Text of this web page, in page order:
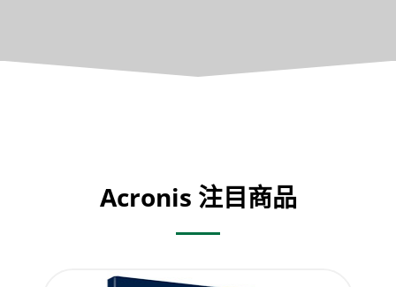
Acronis 注目商品